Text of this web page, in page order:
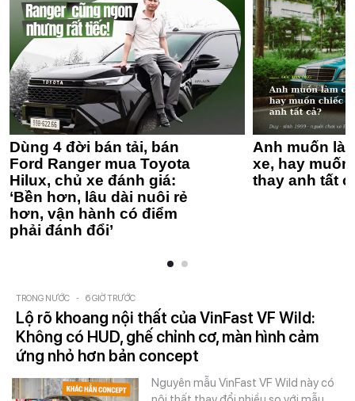
Dùng 4 đời bán tải, bán
Ford Ranger mua Toyota
Hilux, chủ xe đánh giá:
‘Bền hơn, lâu dài nuôi rẻ
hơn, vận hành có điểm
phải đánh đổi’
Anh muốn
xe, hay
thay anh tất
TRONG NƯỚC - 6 GIỜ TRƯỚC
Lộ rõ khoang nội thất của VinFast VF Wild:
Không có HUD, ghế chỉnh cơ, màn hình cảm
ứng nhỏ hơn bản concept
Nguyên mẫu VinFast VF Wild này có